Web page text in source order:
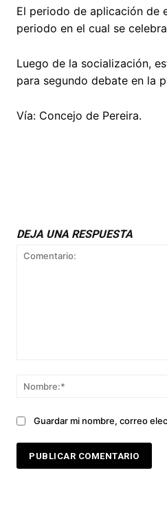
El periodo de aplicación de
periodo en el cual se
Luego de la socialización,
para segundo debate en la
Vía: Concejo de Pereira.
DEJA UNA RESPUESTA
Guardar mi nombre, correo